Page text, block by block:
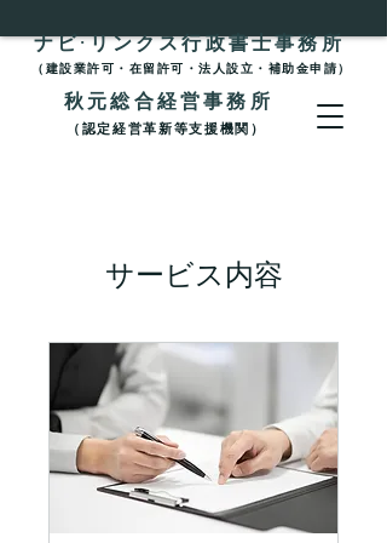
秋元総合経営事務所
ナビ·リンクス行政書士事務所
（認定経営革新等支援機関）
（建設業許可・在留許可・法人設立・補助金申請）
サービス内容